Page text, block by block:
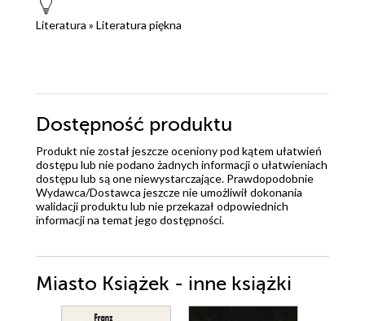
Literatura » Literatura piękna
Dostępność produktu
Produkt nie został jeszcze oceniony pod kątem ułatwień
dostępu lub nie podano żadnych informacji o ułatwieniach
dostępu lub są one niewystarczające. Prawdopodobnie
Wydawca/Dostawca jeszcze nie umożliwił dokonania
walidacji produktu lub nie przekazał odpowiednich
informacji na temat jego dostępności.
Miasto Książek - inne książki